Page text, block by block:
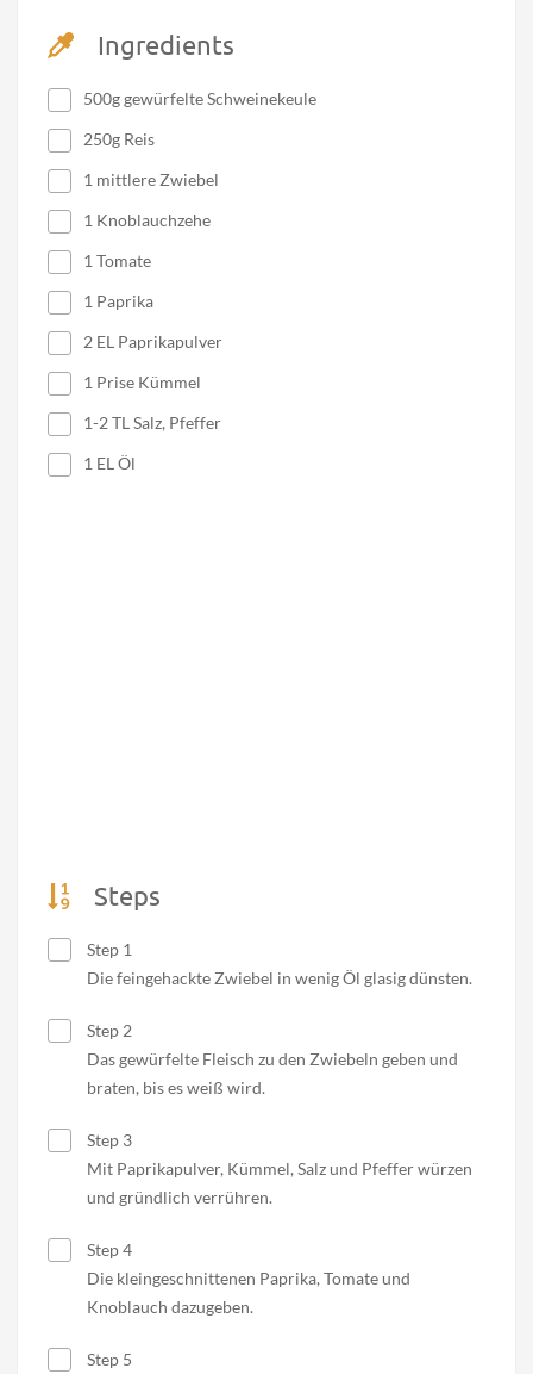
Ingredients
500g gewürfelte Schweinekeule
250g Reis
1 mittlere Zwiebel
1 Knoblauchzehe
1 Tomate
1 Paprika
2 EL Paprikapulver
1 Prise Kümmel
1-2 TL Salz, Pfeffer
1 EL Öl
Steps
Step 1
Die feingehackte Zwiebel in wenig Öl glasig dünsten.
Step 2
Das gewürfelte Fleisch zu den Zwiebeln geben und
braten, bis es weiß wird.
Step 3
Mit Paprikapulver, Kümmel, Salz und Pfeffer würzen
und gründlich verrühren.
Step 4
Die kleingeschnittenen Paprika, Tomate und
Knoblauch dazugeben.
Step 5